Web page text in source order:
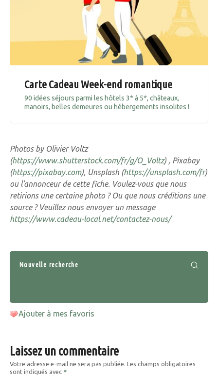
Carte Cadeau Week-end romantique
90 idées séjours parmi les hôtels 3* à 5*, châteaux,
manoirs, belles demeures ou hébergements insolites !
Photos by Olivier Voltz
(https://www.shutterstock.com/fr/g/O_Voltz) , Pixabay
(https://pixabay.com), Unsplash (https://unsplash.com/fr)
ou l’annonceur de cette fiche. Voulez-vous que nous
retirions une certaine photo ? Ou que nous créditions une
source ? Veuillez nous envoyer un message
https://www.cadeau-local.net/contactez-nous/
Nouvelle recherche
Ajouter à mes favoris
Laissez un commentaire
Votre adresse e-mail ne sera pas publiée. Les champs obligatoires
sont indiqués avec